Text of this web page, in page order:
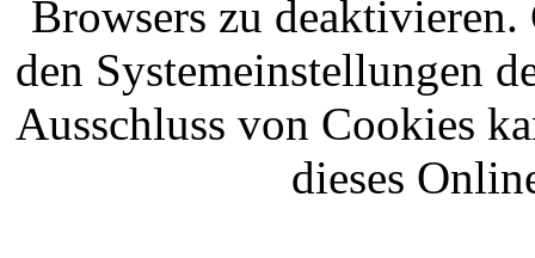
Browsers zu
den Systemeinstellungen
Ausschluss von Cookies
dieses